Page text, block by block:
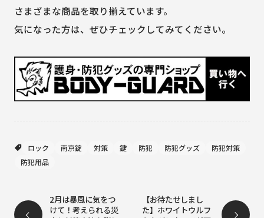
さまざまな商品を取り揃えています。
気になった方は、ぜひチェックしてみてください。
ロック 南京錠 対策 鍵 防犯 防犯グッズ
防犯対策
防犯用品
2月は暴風に気をつ
けて！考えられる災
【お待たせしまし
た】ホワイトウルフ